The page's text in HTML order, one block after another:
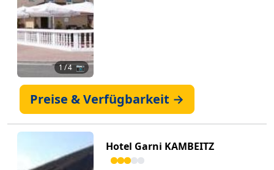
1 / 4 📷
Preise & Verfügbarkeit →
Hotel Garni KAMBEITZ